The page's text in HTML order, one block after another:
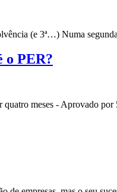
(e 3ª…) Numa
o PER?
meses - Aprovado